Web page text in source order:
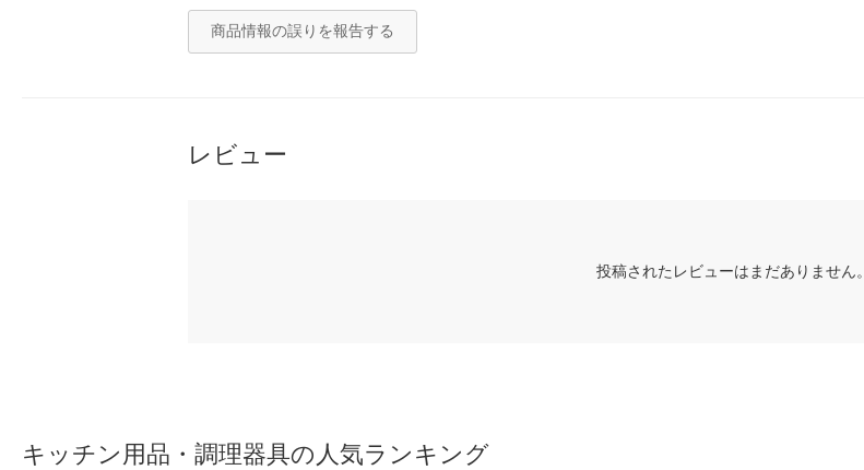
商品情報の誤りを報告する
レビュー
投稿されたレビューはまだありません。
キッチン用品・調理器具の人気ランキング